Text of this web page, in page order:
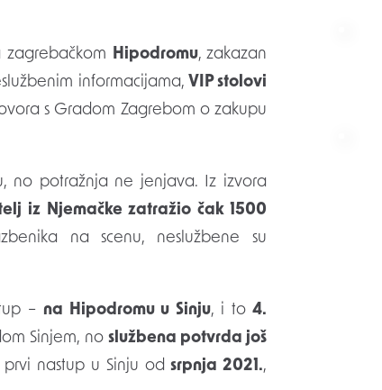
zagrebačkom Hipodromu, zakazan
informacijama, VIP stolovi
s Gradom Zagrebom o zakupu
no potražnja ne jenjava. Iz izvora
iz Njemačke zatražio čak 1500
na scenu, neslužbene su
– na Hipodromu u Sinju, i to4.
Sinjem, no službena potvrda još
prvi nastup u Sinju odsrpnja 2021.,